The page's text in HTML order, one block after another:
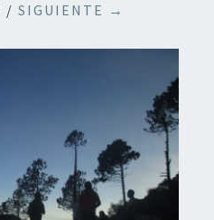
/ SIGUIENTE →